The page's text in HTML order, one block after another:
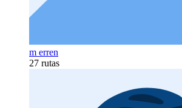
m erren
27 rutas